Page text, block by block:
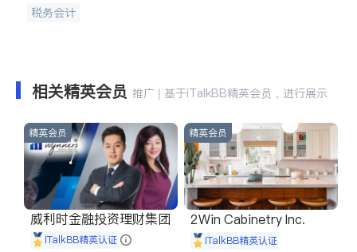
税务会计
相关精英会员 推广 | 基于iTalkBB精英会员，进行展示
精英会员
威利时金融投资理财集团
iTalkBB精英认证
精英会员
2Win Cabinetry Inc.
iTalkBB精英认证